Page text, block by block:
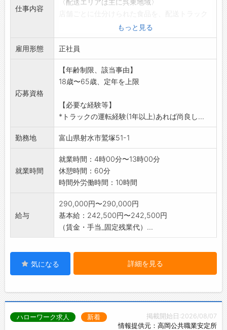
仕事内容
で店舗に届ける業務
です。
【変更範囲:変更なし】
もっと見る
雇用形態 正社員
応募資格
【年齢制限、該当事由】
18歳〜65歳、定年を上限
【必要な経験等】
*トラックの運転経験(1年以上)あれば尚良し...
勤務地 富山県射水市鷲塚51-1
就業時間
就業時間：4時00分〜13時00分
休憩時間：60分
時間外労働時間：10時間
給与
290,000円〜290,000円
基本給：242,500円〜242,500円
（賃金・手当_固定残業代）...
気になる 詳細を見る
掲載開始日:2026/08/07
情報提供元：高岡公共職業安定所
ハローワーク求人 新着